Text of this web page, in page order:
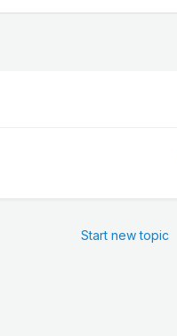
Start new topic